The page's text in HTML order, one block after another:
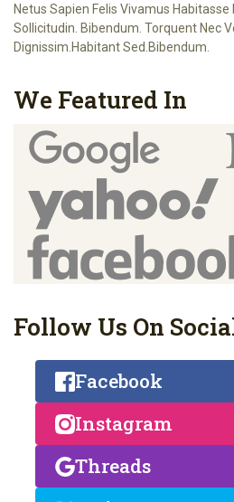
Netus Sapien Felis Vivamus
Sollicitudin. Bibendum. Torquent Nec
Dignissim.habitant Sed.Bibendum.
We Featured In
Follow Us On
Facebook
Instagram
Threads